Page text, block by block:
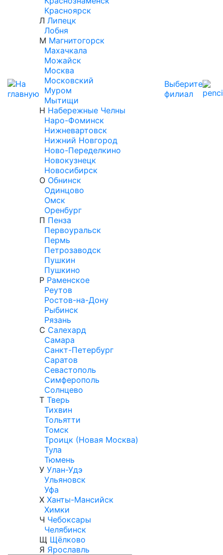
Красноярск
Л Липецк
Лобня
М Магнитогорск
Махачкала
Можайск
Москва
Московский
Муром
Мытищи
Н Набережные Челны
Наро-Фоминск
Нижневартовск
Нижний Новгород
Ново-Переделкино
Новокузнецк
Новосибирск
О Обнинск
Одинцово
Омск
Оренбург
П Пенза
Первоуральск
Пермь
Петрозаводск
Пушкин
Пушкино
Р Раменское
Реутов
Ростов-на-Дону
Рыбинск
Рязань
С Салехард
Самара
Санкт-Петербург
Саратов
Севастополь
Симферополь
Солнцево
Т Тверь
Тихвин
Тольятти
Томск
Троицк (Новая Москва)
Тула
Тюмень
У Улан-Удэ
Ульяновск
Уфа
Х Ханты-Мансийск
Химки
Ч Чебоксары
Челябинск
Щ Щёлково
Я Ярославль
Выберите
филиал